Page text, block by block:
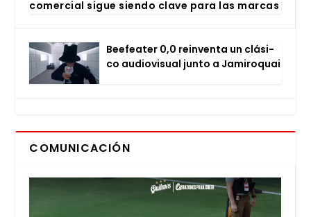
comer­cial sigue sien­do cla­ve para las mar­cas
Bee­fea­ter 0,0 rein­ven­ta un clá­si­
co audio­vi­sual jun­to a Jami­ro­quai
COMUNICACIÓN